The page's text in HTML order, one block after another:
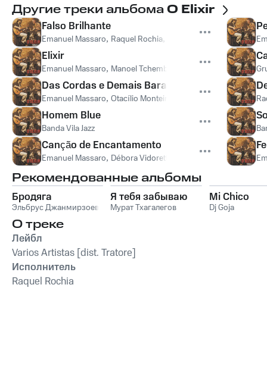
Другие треки альбомаO Elixir
Falso Brilhante
Emanuel Massaro, Raquel Rochia, ,Débora
Elixir
Emanuel Massaro, Manoel Tchembo
Das Cordas e Demais Baratos
Emanuel Massaro, Otacílio Monteiro
Homem Blue
Banda Vila Jazz
Canção de Encantamento
Emanuel Massaro, Débora Vidoretti
Рекомендованные альбомы
Бродяга
Эльбрус Джанмирзоев
Я тебя забываю
Мурат Тхагалегов
Mi Chico
Dj Goja
О треке
Лейбл
Varios Artistas [dist. Tratore]
Исполнитель
Raquel Rochia